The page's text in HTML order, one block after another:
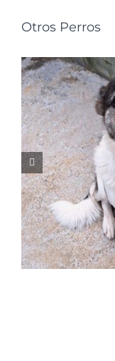
Otros Perros